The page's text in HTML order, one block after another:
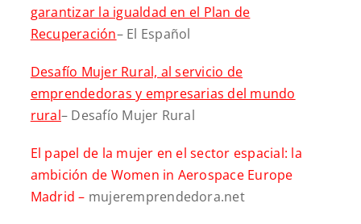
garantizar la igualdad en el Plan de
Recuperación– El Español
Desafío Mujer Rural, al servicio de
emprendedoras y empresarias del mundo
rural– Desafío Mujer Rural
El papel de la mujer en el sector espacial: la
ambición de Women in Aerospace Europe
Madrid – mujeremprendedora.net